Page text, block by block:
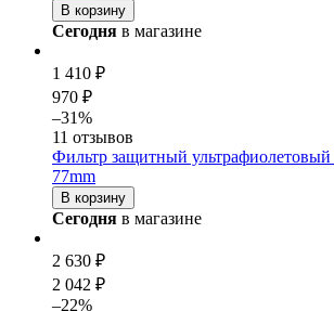
В корзину
Сегодня в магазине
1 410 ₽
970 ₽
–31%
11 отзывов
Фильтр защитный
77mm
В корзину
Сегодня в магазине
2 630 ₽
2 042 ₽
–22%